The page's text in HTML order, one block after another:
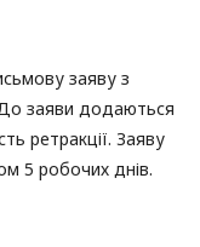
заяву з
заяви додаються
ретракції. Заяву
5 робочих днів.